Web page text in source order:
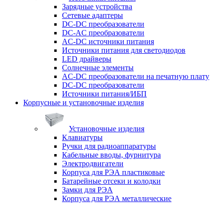
Зарядные устройства
Сетевые адаптеры
DC-DC преобразователи
DC-AC преобразователи
AC-DC источники питания
Источники питания для светодиодов
LED драйверы
Солнечные элементы
AC-DC преобразователи на печатную плату
DC-DC преобразователи
Источники питания/ИБП
Корпусные и установочные изделия
Установочные изделия
Клавиатуры
Ручки для радиоаппаратуры
Кабельные вводы, фурнитура
Электродвигатели
Корпуса для РЭА пластиковые
Батарейные отсеки и колодки
Замки для РЭА
Корпуса для РЭА металлические